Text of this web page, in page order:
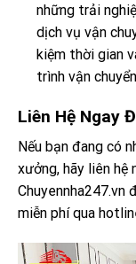
những trải
dịch vụ vận
kiệm thời gian
trình vận
Liên Hệ Ngay
Nếu bạn đang có
xưởng, hãy liên hệ
miễn phí qua